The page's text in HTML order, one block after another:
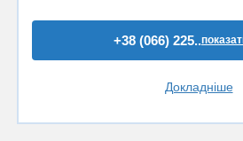
+38 (066) 225..
Докладніше